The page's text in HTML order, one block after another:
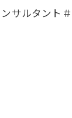
サルタント